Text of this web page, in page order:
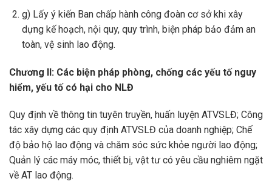
g) Lấy ý kiến Ban chấp hành công đoàn cơ sở khi xây
dựng kế hoạch, nội quy, quy trình, biện pháp bảo đảm an
toàn, vệ sinh lao động.
Chương II: Các biện pháp phòng, chống các yếu tố nguy
hiểm, yếu tố có hại cho NLĐ
Quy định về thông tin tuyên truyền, huấn luyện ATVSLĐ; Công
tác xây dựng các quy định ATVSLĐ của doanh nghiệp; Chế
độ bảo hộ lao động và chăm sóc sức khỏe người lao động;
Quản lý các máy móc, thiết bị, vật tư có yêu cầu nghiêm ngặt
về AT lao động.